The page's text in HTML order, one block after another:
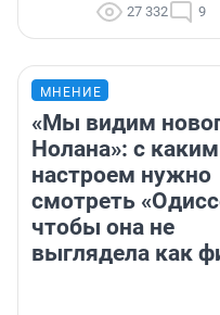
27 332 9
МНЕНИЕ
«Мы видим
Нолана»: с каким
настроем нужно
смотреть
чтобы она не
выглядела как